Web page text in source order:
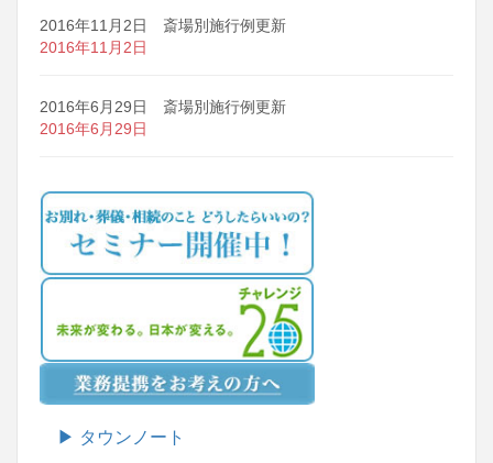
2016年11月2日 斎場別施行例更新
2016年11月2日
2016年6月29日 斎場別施行例更新
2016年6月29日
▶ タウンノート